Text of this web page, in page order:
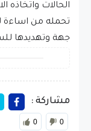
الحالات واتخاذه
تحمله من اساءة
جهة وتهديدها
مشاركة :
0 0